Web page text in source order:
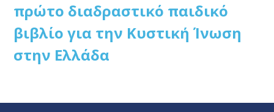
πρώτο διαδραστικό παιδικό
βιβλίο για την Κυστική Ίνωση
στην Ελλάδα